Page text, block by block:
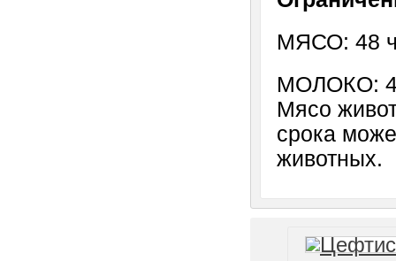
МЯСО: 48
МОЛОКО:
Мясо
срока
животных.